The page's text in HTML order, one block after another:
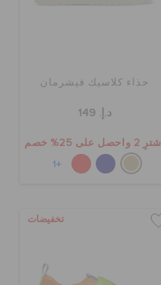
حذاء كلاسيك فيشرمان
د.إ. 149
اشترِ 2 واحصل على 25% خصم
+1
تخفيضات